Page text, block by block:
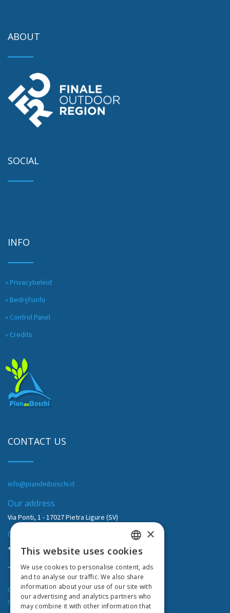
ABOUT
SOCIAL
INFO
» Privacybeleid
» Bedrijfsinfo
» Control Panel
» Credits
CONTACT US
info@piandeiboschi.it
Our address
Via Ponti, 1 - 17027 Pietra Ligure (SV)
Our phone
+39 019625425/+39/019626881
CITR: 009049-RT-0007
CIN: IT009049A1NQS3X66J
ITALIAN
FRENCH
ENGLISH
GERMAN
×
This website uses cookies
We use cookies to personalise content, ads
and to analyse our traffic. We also share
information about your use of our site with
our advertising and analytics partners who
may combine it with other information that